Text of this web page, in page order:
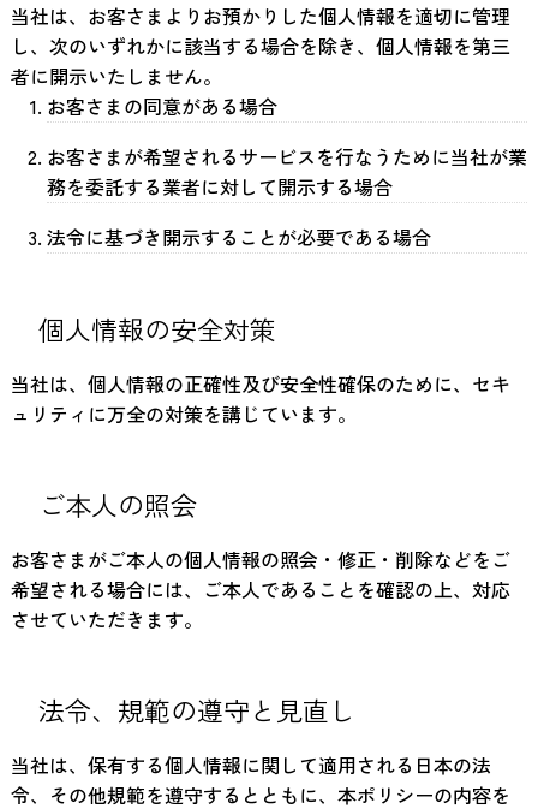
当社は、お客さまよりお預かりした個人情報を適切に管理
し、次のいずれかに該当する場合を除き、個人情報を第三
者に開示いたしません。
お客さまの同意がある場合
お客さまが希望されるサービスを行なうために当社が業
務を委託する業者に対して開示する場合
法令に基づき開示することが必要である場合
個人情報の安全対策
当社は、個人情報の正確性及び安全性確保のために、セキ
ュリティに万全の対策を講じています。
ご本人の照会
お客さまがご本人の個人情報の照会・修正・削除などをご
希望される場合には、ご本人であることを確認の上、対応
させていただきます。
法令、規範の遵守と見直し
当社は、保有する個人情報に関して適用される日本の法
令、その他規範を遵守するとともに、本ポリシーの内容を